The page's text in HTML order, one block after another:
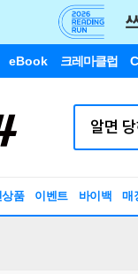
eBook 크레마클럽
상품 이벤트 바이백 매